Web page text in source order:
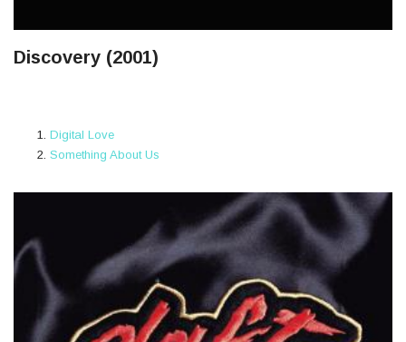
Discovery (2001)
Digital Love
Something About Us